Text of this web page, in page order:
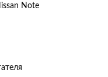
Note